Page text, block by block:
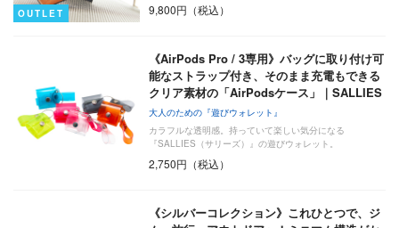
OUTLET 9,800円（税込）
《AirPods Pro / 3専用》バッグに取り付け可
能なストラップ付き、そのまま充電もできる
クリア素材の「AirPodsケース」｜SALLIES
大人のための『遊びウォレット』
カラフルな透明感。持っていて楽しい気分になる
『SALLIES（サリーズ）』の遊びウォレット。
2,750円（税込）
《シルバーコレクション》これひとつで、ジ